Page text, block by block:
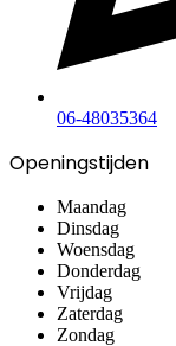
06-48035364
Openingstijden
Maandag
Dinsdag
Woensdag
Donderdag
Vrijdag
Zaterdag
Zondag